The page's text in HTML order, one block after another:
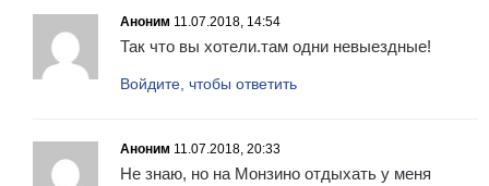
Аноним 11.07.2018, 14:54
Так что вы хотели.там одни невыездные!
Войдите, чтобы ответить
Аноним 11.07.2018, 20:33
Не знаю, но на Монзино отдыхать у меня